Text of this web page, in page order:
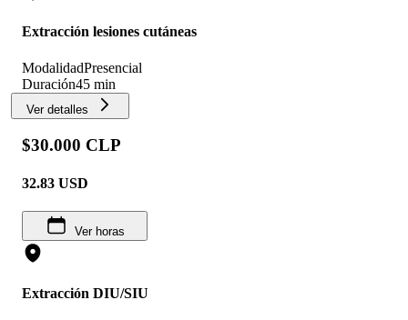
Extracción lesiones cutáneas
ModalidadPresencial
Duración45 min
Ver detalles
$30.000 CLP
32.83 USD
Ver horas
Extracción DIU/SIU